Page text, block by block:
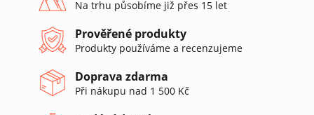
í
p
r
v
y
v
Na trhu působíme již přes 15 let
Prověřené produkty
Produkty používáme a recenzujeme
Doprava zdarma
Při nákupu nad 1 500 Kč